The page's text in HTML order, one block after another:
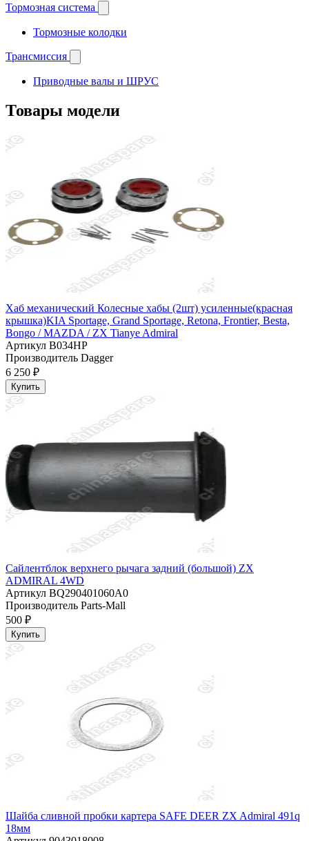
Тормозная система
Тормозные колодки
Трансмиссия
Приводные валы и ШРУС
Товары модели
Хаб механический Колесные хабы (2шт) усиленные(красная
крышка)KIA Sportage, Grand Sportage, Retona, Frontier, Besta,
Bongo / MAZDA / ZX Tianye Admiral
Артикул B034HP
Производитель Dagger
6 250 ₽
Купить
Сайлентблок верхнего рычага задний (большой) ZX
ADMIRAL 4WD
Артикул BQ290401060A0
Производитель Parts-Mall
500 ₽
Купить
Шайба сливной пробки картера SAFE DEER ZX Admiral 491q
18мм